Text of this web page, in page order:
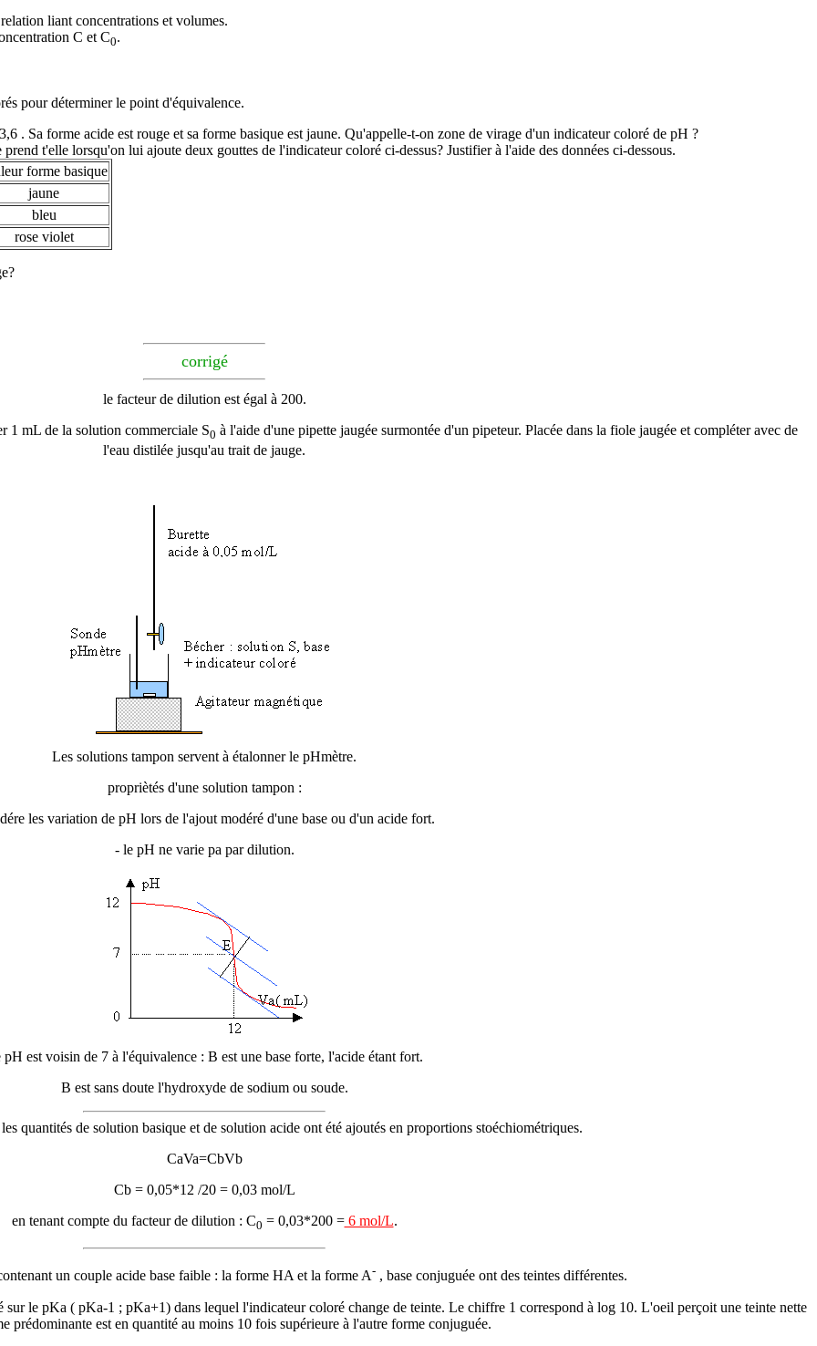
liant concentrations et volumes.
C et C0.
pour déterminer le point d'équivalence.
. Sa forme acide est rouge et sa forme basique est jaune. Qu'appelle-t-on zone de virage d'un indicateur coloré de pH ?
t'elle lorsqu'on lui ajoute deux gouttes de l'indicateur coloré ci-dessus? Justifier à l'aide des données ci-dessous.
forme basique
jaune
bleu
rose violet
corrigé
le facteur de dilution est égal à 200.
1 mL de la solution commerciale S0 à l'aide d'une pipette jaugée surmontée d'un pipeteur. Placée dans la fiole jaugée et compléter avec de
l'eau distilée jusqu'au trait de jauge.
Les solutions tampon servent à étalonner le pHmètre.
propriètés d'une solution tampon :
les variation de pH lors de l'ajout modéré d'une base ou d'un acide fort.
- le pH ne varie pa par dilution.
pH est voisin de 7 à l'équivalence : B est une base forte, l'acide étant fort.
B est sans doute l'hydroxyde de sodium ou soude.
quantités de solution basique et de solution acide ont été ajoutés en proportions stoéchiométriques.
CaVa=CbVb
Cb = 0,05*12 /20 = 0,03 mol/L
en tenant compte du facteur de dilution : C0 = 0,03*200 =6 mol/L.
un couple acide base faible : la forme HA et la forme A-, base conjuguée ont des teintes différentes.
le pKa ( pKa-1 ; pKa+1) dans lequel l'indicateur coloré change de teinte. Le chiffre 1 correspond à log 10. L'oeil perçoit une teinte nette
prédominante est en quantité au moins 10 fois supérieure à l'autre forme conjuguée.